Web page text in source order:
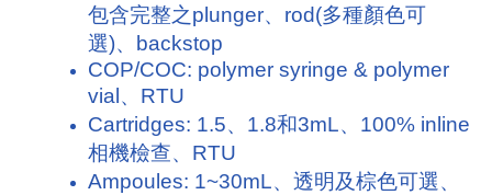
包含完整之plunger、rod(多種顏色可
選)、backstop
COP/COC: polymer syringe & polymer
vial、RTU
Cartridges: 1.5、1.8和3mL、100% inline
相機檢查、RTU
Ampoules: 1~30mL、透明及棕色可選、